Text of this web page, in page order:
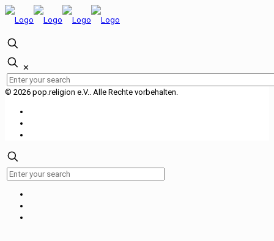
✕
© 2026 pop.religion e.V.. Alle Rechte vorbehalten.